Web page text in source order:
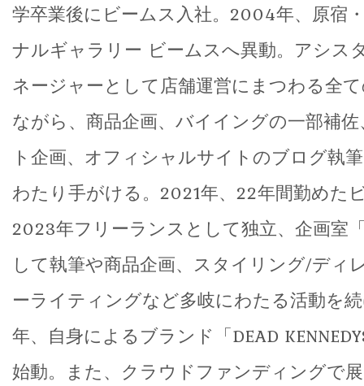
学卒業後にビームス入社。2004年、原宿
ナルギャラリー ビームスへ異動。アシス
ネージャーとして店舗運営にまつわる全
ながら、商品企画、バイイングの一部補
ト企画、オフィシャルサイトのブログ執
わたり手がける。2021年、22年間勤めた
2023年フリーランスとして独立、企画室
して執筆や商品企画、スタイリング/ディ
ーライティングなど多岐にわたる活動を
年、自身によるブランド「DEAD
始動。また、クラウドファンディングで